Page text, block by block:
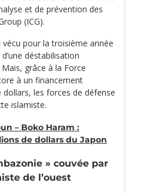
et de prévention des
(ICG).
vécu pour la troisième année
déstabilisation
grâce à la Force
à un financement
les forces de défense
islamiste.
– Boko Haram :
de dollars du Japon
» couvée par
de l’ouest